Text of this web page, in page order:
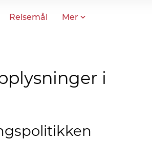
Reisemål Mer
i